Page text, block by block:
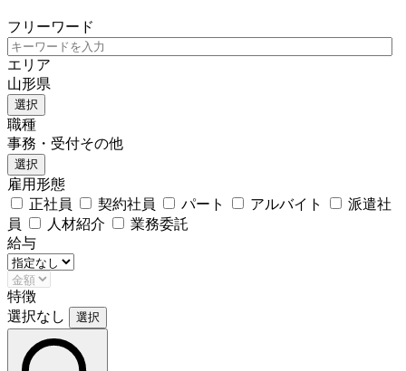
フリーワード
エリア
山形県
選択
職種
事務・受付その他
選択
雇用形態
正社員
契約社員 パート アルバイト
派遣社
員
人材紹介
業務委託
給与
特徴
選択なし
選択